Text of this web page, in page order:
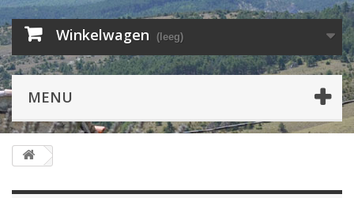
Winkelwagen (leeg)
MENU